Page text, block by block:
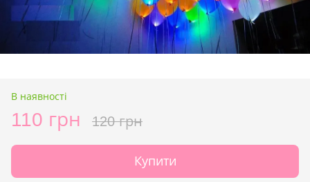
В наявності
110 грн 120 грн
Купити